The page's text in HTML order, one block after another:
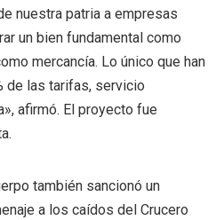
nuestra patria a empresas
un bien fundamental como
mercancía. Lo único que han
de las tarifas, servicio
afirmó. El proyecto fue
también sancionó un
a los caídos del Crucero